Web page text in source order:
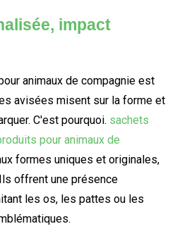
impact
animaux de compagnie est
avisées misent sur la forme et
C'est pourquoi. sachets
pour animaux de
formes uniques et originales,
offrent une présence
les os, les pattes ou les